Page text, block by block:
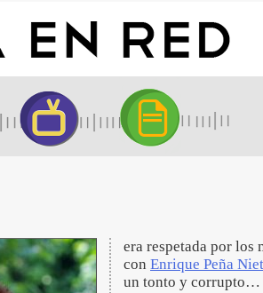
era respetada por
con Enrique Peña
un tonto y corrupto…